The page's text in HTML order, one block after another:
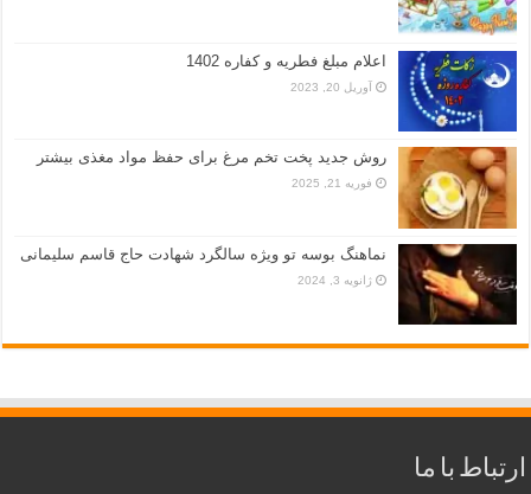
اعلام مبلغ فطریه و کفاره 1402
آوریل 20, 2023
روش جدید پخت تخم مرغ برای حفظ مواد مغذی بیشتر
فوریه 21, 2025
نماهنگ بوسه تو ویژه سالگرد شهادت حاج قاسم سلیمانی
ژانویه 3, 2024
ارتباط با ما